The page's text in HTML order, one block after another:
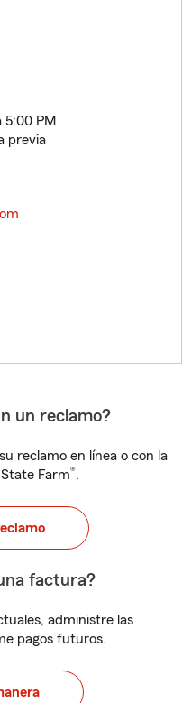
5:00 PM
previa
un reclamo?
reclamo en línea o con la
Farm®.
factura?
administre las
pagos futuros.